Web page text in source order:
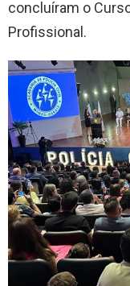
concluíram o
Profissional.